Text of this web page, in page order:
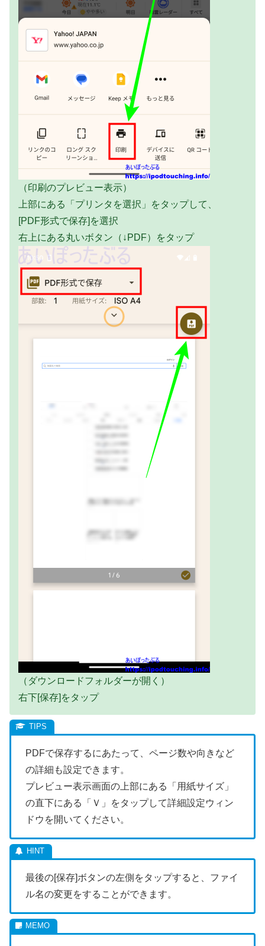
（印刷のプレビュー表示）
上部にある「プリンタを選択」をタップして、
[PDF形式で保存]を選択
右上にある丸いボタン（↓PDF）をタップ
（ダウンロードフォルダーが開く）
右下[保存]をタップ
PDFで保存するにあたって、ページ数や向きなど
の詳細も設定できます。
プレビュー表示画面の上部にある「用紙サイズ」
の直下にある「Ｖ」をタップして詳細設定ウィン
ドウを開いてください。
最後の[保存]ボタンの左側をタップすると、ファイ
ル名の変更をすることができます。